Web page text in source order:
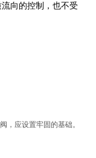
向的控制，也不受
，应设置牢固的基础。